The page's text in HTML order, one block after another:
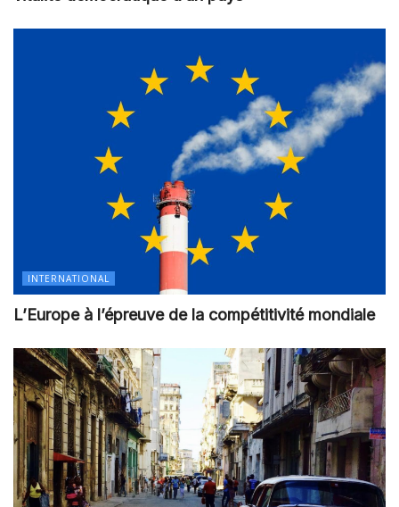
INTERNATIONAL
L’Europe à l’épreuve de la compétitivité mondiale